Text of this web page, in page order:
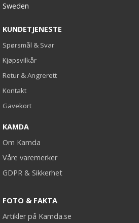
Sweden
KUNDETJENESTE
Spørsmål & Svar
Kjøpsvilkår
Retur & Angrerett
Kontakt
Gavekort
KAMDA
Om Kamda
Våre varemerker
GDPR & Sikkerhet
FOTO & FAKTA
Artikler på Kamda.se